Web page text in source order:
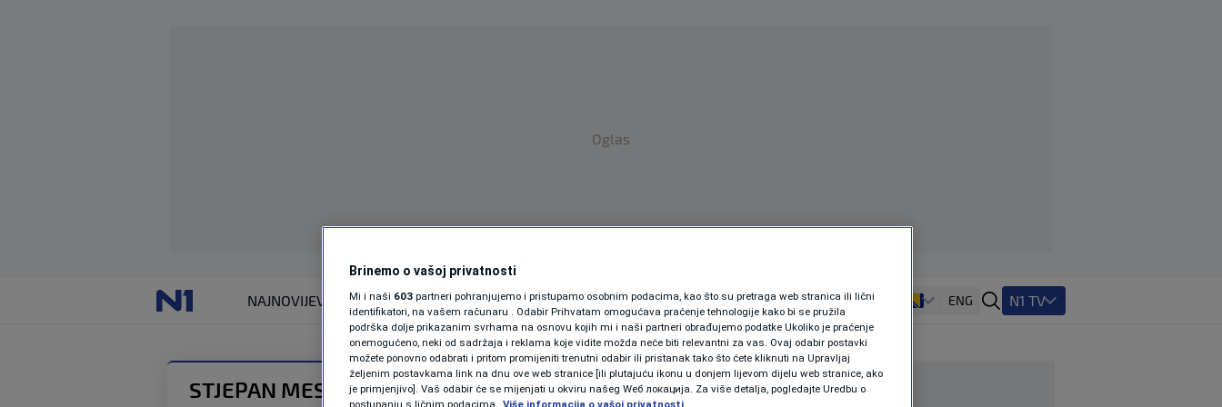
Oglas
NAJNOVIJEVIJESTI SPORTSVIJETMAGAZIN
ZDRAVLJE
SHOWBIZ
ENG N1 TV
STJEPAN MESIĆ
Brinemo o vašoj privatnosti
Mi i naši 603 partneri pohranjujemo i pristupamo osobnim podacima, kao što su pretraga web stranica ili lični
identifikatori, na vašem računaru . Odabir Prihvatam omogućava praćenje tehnologije kako bi se pružila
podrška dolje prikazanim svrhama na osnovu kojih mi i naši partneri obrađujemo podatke Ukoliko je praćenje
onemogućeno, neki od sadržaja i reklama koje vidite možda neće biti relevantni za vas. Ovaj odabir postavki
možete ponovno odabrati i pritom promijeniti trenutni odabir ili pristanak tako što ćete kliknuti na Upravljaj
željenim postavkama link na dnu ove web stranice [ili plutajuću ikonu u donjem lijevom dijelu web stranice, ako
je primjenjivo]. Vaš odabir će se mijenjati u okviru našeg Wеб локација. Za više detalja, pogledajte Uredbu o
postupanju s ličnim podacima. Više informacija o vašoj privatnosti